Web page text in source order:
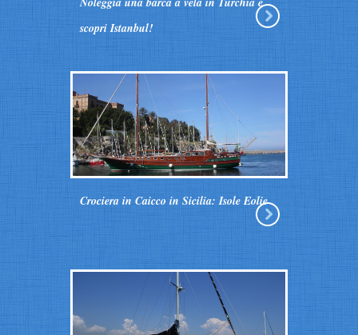
scopri Istanbul!
Crociera in Caicco in Sicilia: Isole Eolie